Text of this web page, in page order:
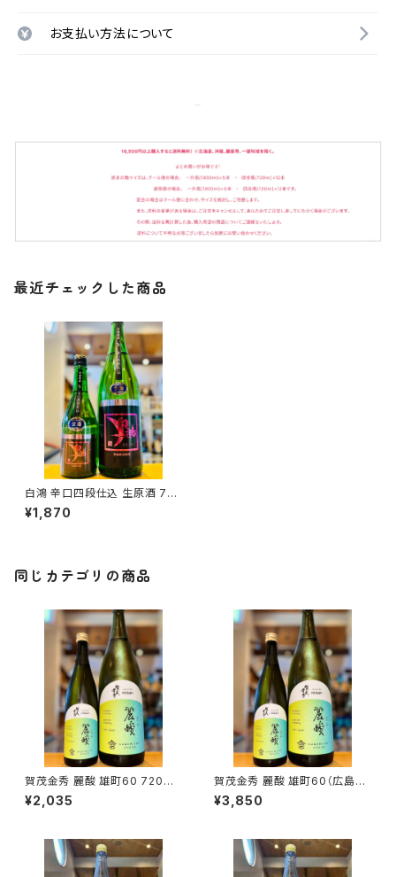
お支払い方法について
最近チェックした商品
白鴻 辛口四段仕込 生原酒 720
ml１本（盛川酒造・広島県呉市
安浦町）
¥1,870
同じカテゴリの商品
賀茂金秀 麗酸 雄町60 720ml
１本（金光酒造・広島県東広島市
黒瀬町）
¥2,035
賀茂金秀 麗酸 雄町60（広島限
定）1800ml１本（金光酒造・広
島県東広島市黒瀬町）
¥3,850